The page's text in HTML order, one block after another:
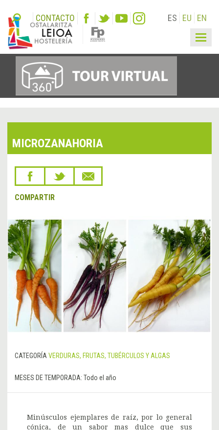
CONTACTO ES EU EN
MICROZANAHORIA
COMPARTIR
CATEGORÍA VERDURAS, FRUTAS, TUBÉRCULOS Y ALGAS
MESES DE TEMPORADA: Todo el año
Minúsculos ejemplares de raíz, por lo general
cónica, de un sabor mas dulce que sus